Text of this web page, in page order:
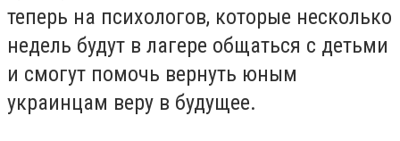
теперь на психологов, которые несколько
недель будут в лагере общаться с детьми
и смогут помочь вернуть юным
украинцам веру в будущее.